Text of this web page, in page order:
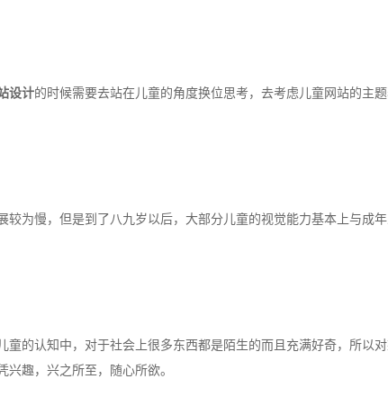
设计的时候需要去站在儿童的角度换位思考，去考虑儿童网站的主
较为慢，但是到了八九岁以后，大部分儿童的视觉能力基本上与成
认知中，对于社会上很多东西都是陌生的而且充满好奇，所以对
趣，兴之所至，随心所欲。